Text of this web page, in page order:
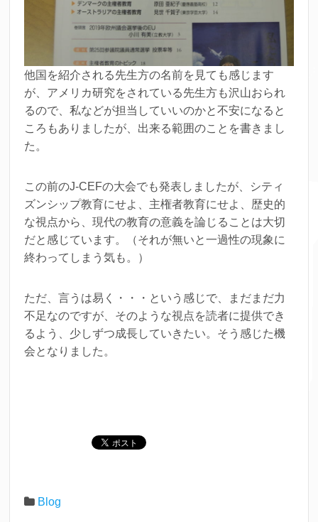
他国を紹介される先生方の名前を見ても感じます
が、アメリカ研究をされている先生方も沢山おられ
るので、私などが担当していいのかと不安になると
ころもありましたが、出来る範囲のことを書きまし
た。
この前のJ-CEFの大会でも発表しましたが、シティ
ズンシップ教育にせよ、主権者教育にせよ、歴史的
な視点から、現代の教育の意義を論じることは大切
だと感じています。（それが無いと一過性の現象に
終わってしまう気も。）
ただ、言うは易く・・・という感じで、まだまだ力
不足なのですが、そのような視点を読者に提供でき
るよう、少しずつ成長していきたい。そう感じた機
会となりました。
Blog